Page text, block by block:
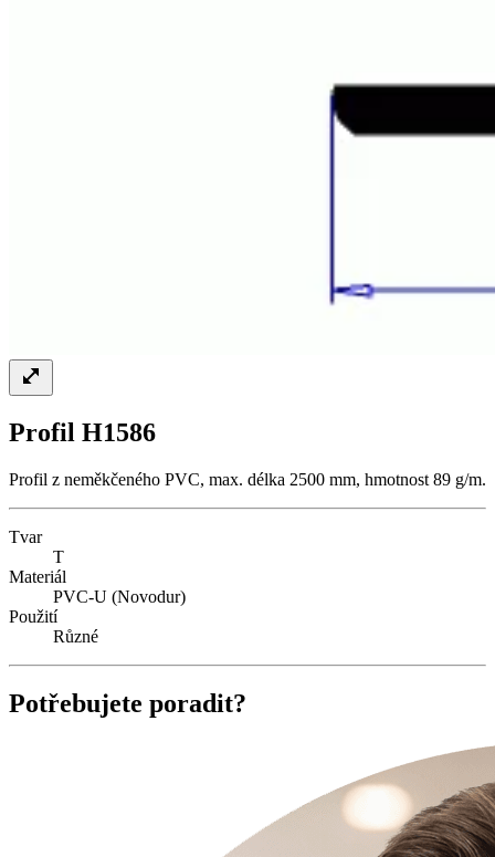
Profil H1586
Profil z neměkčeného PVC, max. délka 2500 mm, hmotnost 89 g/m.
Tvar
T
Materiál
PVC-U (Novodur)
Použití
Různé
Potřebujete poradit?